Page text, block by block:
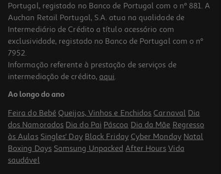
-10%
Livro A Mãe De Alice De André Fernandes
16.11 €/un
PVP de editor
16,11 €
Portugal, registado no Banco de Portugal com o nº 881. A
Auchan Retail Portugal, S.A. atua na qualidade de
Intermediário de Crédito a título acessório com
exclusividade, registado no Banco de Portugal com o nº
7952.
Informação referente à prestação de serviços de
intermediação de crédito, aqui.
Ao longo do ano
Feira do Bebé Queijos, Vinhos e Enchidos Carnaval Dia
dos Namorados Dia do Pai Páscoa Dia da Mãe Regresso
às Aulas Singles' Day Black Friday Cyber Monday Natal
Boxing Days Samsung Unpacked After Hours Vida
saudável